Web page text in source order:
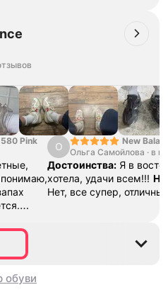
дает возможность
Pink
О
New
Ольга Самойлова · в
Достоинства: Я в
хотела, удачи всем!!!
Нет, все супер,
38.5
обуви